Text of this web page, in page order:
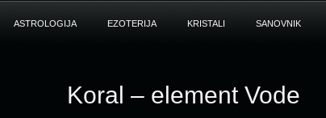
ASTROLOGIJA EZOTERIJA KRISTALI SANOVNIK
Koral – element Vode